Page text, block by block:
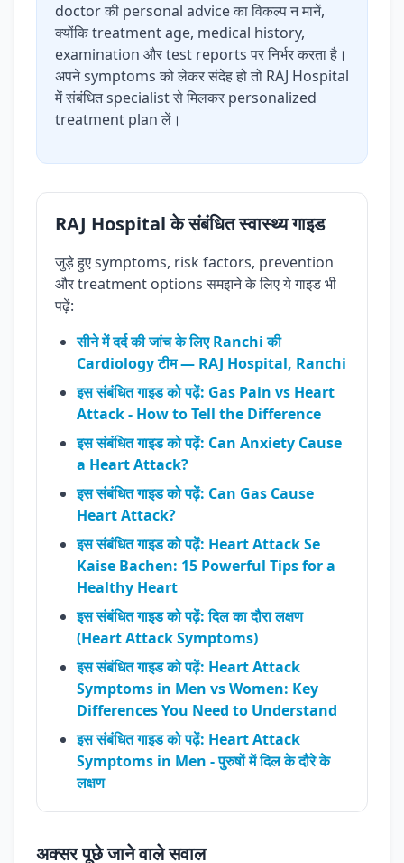
doctor की personal advice का विकल्प न मानें,
क्योंकि treatment age, medical history,
examination और test reports पर निर्भर करता है।
अपने symptoms को लेकर संदेह हो तो RAJ Hospital
में संबंधित specialist से मिलकर personalized
treatment plan लें।
RAJ Hospital के संबंधित स्वास्थ्य गाइड
जुड़े हुए symptoms, risk factors, prevention
और treatment options समझने के लिए ये गाइड भी
पढ़ें:
सीने में दर्द की जांच के लिए Ranchi की
Cardiology टीम — RAJ Hospital, Ranchi
इस संबंधित गाइड को पढ़ें: Gas Pain vs Heart
Attack - How to Tell the Difference
इस संबंधित गाइड को पढ़ें: Can Anxiety Cause
a Heart Attack?
इस संबंधित गाइड को पढ़ें: Can Gas Cause
Heart Attack?
इस संबंधित गाइड को पढ़ें: Heart Attack Se
Kaise Bachen: 15 Powerful Tips for a
Healthy Heart
इस संबंधित गाइड को पढ़ें: दिल का दौरा लक्षण
(Heart Attack Symptoms)
इस संबंधित गाइड को पढ़ें: Heart Attack
Symptoms in Men vs Women: Key
Differences You Need to Understand
इस संबंधित गाइड को पढ़ें: Heart Attack
Symptoms in Men - पुरुषों में दिल के दौरे के
लक्षण
अक्सर पूछे जाने वाले सवाल